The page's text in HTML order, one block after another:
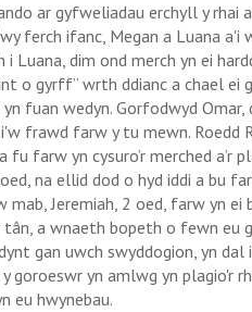
ar gyfweliadau erchyll y rhai
ferch ifanc, Megan a Luana a'i
i Luana, dim ond merch yn ei
o gyrff” wrth ddianc a chael
fuan wedyn. Gorfodwyd
frawd farw y tu mewn. Roedd
fu farw yn cysuro’r merched
oed, na ellid dod o hyd iddi a bu
Jeremiah, 2 oed, farw yn ei
a wnaeth bopeth o fewn eu
gan uwch swyddogion, yn
goroeswr yn amlwg yn plagio'r
eu hwynebau.